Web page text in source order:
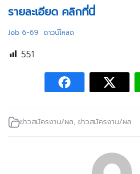
รายละเอียด คลิกที่นี่
Job 6-69 ดาวน์โหลด
551
ข่าวสมัครงาน/ผล, ข่าวสมัครงาน/ผล